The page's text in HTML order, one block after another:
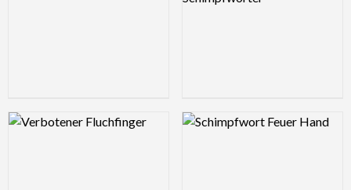
Logo Preview Image Logo Preview Image